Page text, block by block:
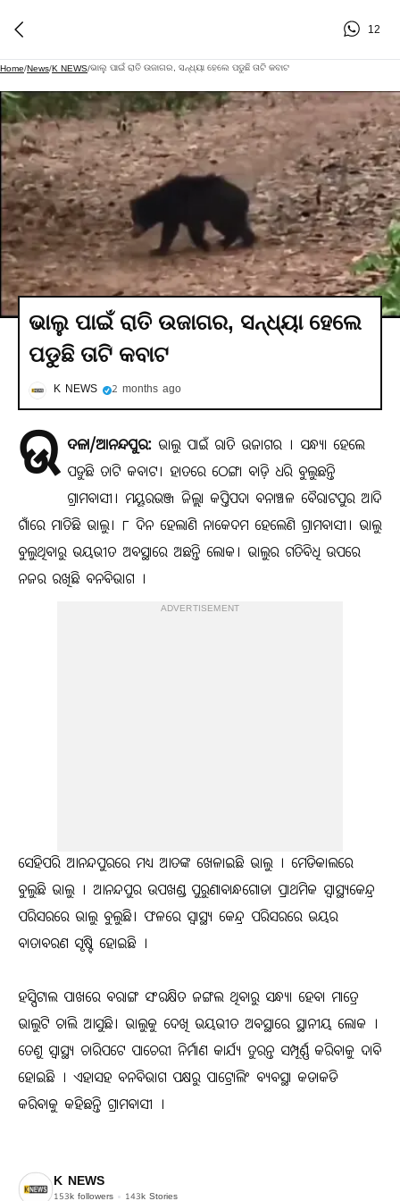
12
Home/News/K NEWS/ଭାଲୁ ପାଇଁ ରାତି ଉଜାଗର, ସନ୍ଧ୍ୟା ହେଲେ ପଡୁଛି ତାଟି କବାଟ
ଭାଲୁ ପାଇଁ ରାତି ଉଜାଗର, ସନ୍ଧ୍ୟା ହେଲେ
ପଡୁଛି ତାଟି କବାଟ
K NEWS 2 months ago
ଉ ଦଳା/ଆନନ୍ଦପୁର: ଭାଲୁ ପାଇଁ ରାତି ଉଜାଗର । ସନ୍ଧ୍ୟା ହେଲେ
ପଡୁଛି ତାଟି କବାଟ। ହାତରେ ଠେଙ୍ଗା ବାଡ଼ି ଧରି ବୁଲୁଛନ୍ତି
ଗ୍ରାମବାସୀ। ମୟୂରଭଞ୍ଜ ଜିଲ୍ଲା କପ୍ତିପଦା ବନାଞ୍ଚଳ ବୈରାଟପୁର ଆଦି
ଗାଁରେ ମାତିଛି ଭାଲୁ। ୮ ଦିନ ହେଲାଣି ନାକେଦମ ହେଲେଣି ଗ୍ରାମବାସୀ। ଭାଲୁ
ବୁଲୁଥିବାରୁ ଭୟଭୀତ ଅବସ୍ଥାରେ ଅଛନ୍ତି ଲୋକ। ଭାଲୁର ଗତିବିଧି ଉପରେ
ନଜର ରଖିଛି ବନବିଭାଗ ।
ADVERTISEMENT
ସେହିପରି ଆନନ୍ଦପୁରରେ ମଧ୍ୟ ଆତଙ୍କ ଖେଳାଇଛି ଭାଲୁ । ମେଡିକାଲରେ
ବୁଲୁଛି ଭାଲୁ । ଆନନ୍ଦପୁର ଉପଖଣ୍ଡ ପୁରୁଣାବାନ୍ଧଗୋଡା ପ୍ରାଥମିକ ସ୍ବାସ୍ଥ୍ଯକେନ୍ଦ୍ର
ପରିସରରେ ଭାଲୁ ବୁଲୁଛି। ଫଳରେ ସ୍ବାସ୍ଥ୍ଯ କେନ୍ଦ୍ର ପରିସରରେ ଭୟର
ବାତାବରଣ ସୃଷ୍ଟି ହୋଇଛି ।
ହସ୍ପିଟାଲ ପାଖରେ ବରାଙ୍ଗ ସଂରକ୍ଷିତ ଜଙ୍ଗଲ ଥିବାରୁ ସନ୍ଧ୍ୟା ହେବା ମାତ୍ରେ
ଭାଲୁଟି ଚାଲି ଆସୁଛି। ଭାଲୁକୁ ଦେଖି ଭୟଭୀତ ଅବସ୍ଥାରେ ସ୍ଥାନୀୟ ଲୋକ ।
ତେଣୁ ସ୍ବାସ୍ଥ୍ୟ ଚାରିପଟେ ପାଚେରୀ ନିର୍ମାଣ କାର୍ଯ୍ୟ ତୁରନ୍ତ ସମ୍ପୂର୍ଣ୍ଣ କରିବାକୁ ଦାବି
ହୋଇଛି । ଏହାସହ ବନବିଭାଗ ପକ୍ଷରୁ ପାଟ୍ରୋଲିଂ ବ୍ୟବସ୍ଥା କଡାକଡି
କରିବାକୁ କହିଛନ୍ତି ଗ୍ରାମବାସୀ ।
K NEWS
153k followers 143k Stories